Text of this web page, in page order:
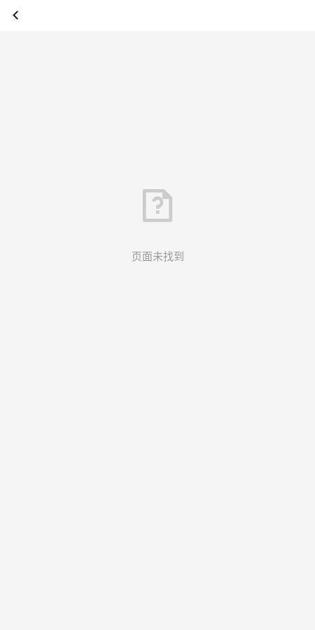
页面未找到